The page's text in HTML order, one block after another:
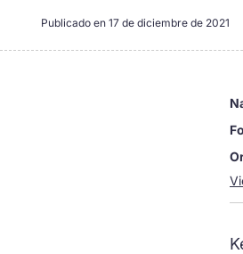
Publicado en 17 de diciembre de 2021